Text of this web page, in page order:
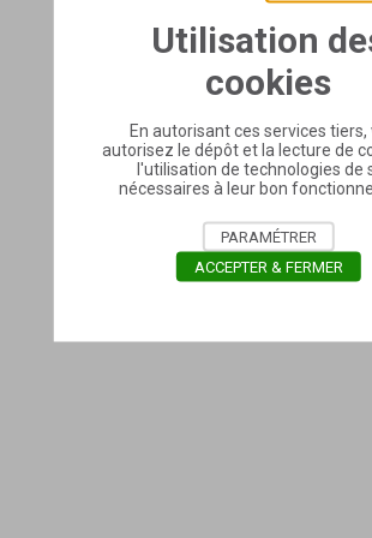
Utilisation
cookies
En autorisant ces services tiers,
autorisez le dépôt et la lecture de
l'utilisation de technologies de
nécessaires à leur bon
PARAMÉTRER
ACCEPTER & FERMER